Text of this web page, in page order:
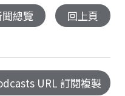
總覽 回上頁
URL 訂閱複製